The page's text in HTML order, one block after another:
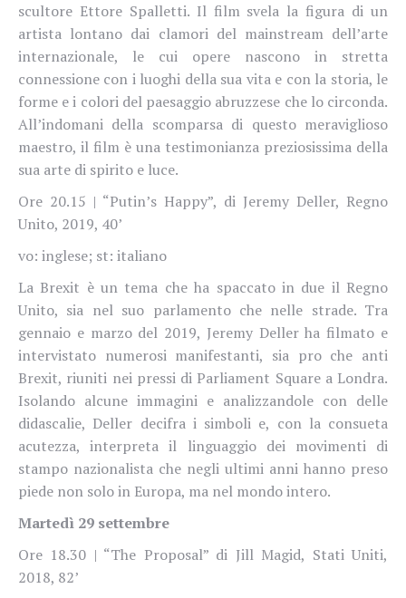
scultore Ettore Spalletti. Il film svela la figura di un
artista lontano dai clamori del mainstream dell’arte
internazionale, le cui opere nascono in stretta
connessione con i luoghi della sua vita e con la storia, le
forme e i colori del paesaggio abruzzese che lo circonda.
All’indomani della scomparsa di questo meraviglioso
maestro, il film è una testimonianza preziosissima della
sua arte di spirito e luce.
Ore 20.15 | “Putin’s Happy”, di Jeremy Deller, Regno
Unito, 2019, 40’
vo: inglese; st: italiano
La Brexit è un tema che ha spaccato in due il Regno
Unito, sia nel suo parlamento che nelle strade. Tra
gennaio e marzo del 2019, Jeremy Deller ha filmato e
intervistato numerosi manifestanti, sia pro che anti
Brexit, riuniti nei pressi di Parliament Square a Londra.
Isolando alcune immagini e analizzandole con delle
didascalie, Deller decifra i simboli e, con la consueta
acutezza, interpreta il linguaggio dei movimenti di
stampo nazionalista che negli ultimi anni hanno preso
piede non solo in Europa, ma nel mondo intero.
Martedì 29 settembre
Ore 18.30 | “The Proposal” di Jill Magid, Stati Uniti,
2018, 82’